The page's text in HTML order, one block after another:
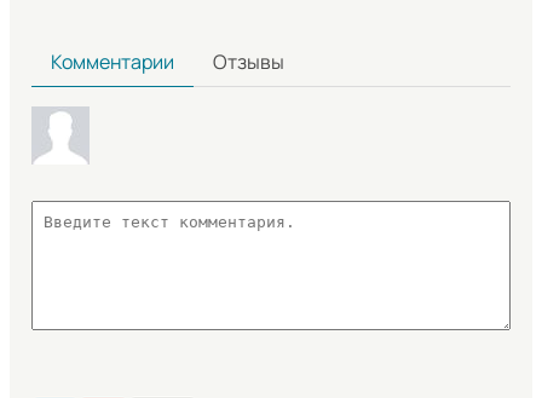
Комментарии Отзывы